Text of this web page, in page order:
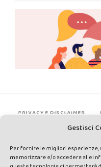
Gestisci
Per fornire le migliori
memorizzare e/o accedere alle
PRIVACY E DISCLAIMER